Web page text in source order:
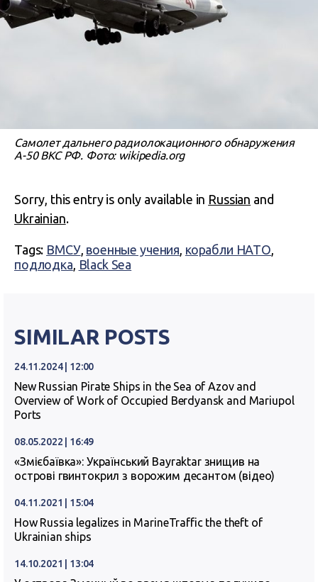
Самолет дальнего радиолокационного обнаружения
А-50 ВКС РФ. Фото: wikipedia.org
Sorry, this entry is only available in Russian and
Ukrainian.
Tags: ВМСУ, военные учения, корабли НАТО,
подлодка, Black Sea
SIMILAR POSTS
24.11.2024 | 12:00
New Russian Pirate Ships in the Sea of Azov and
Overview of Work of Occupied Berdyansk and Mariupol
Ports
08.05.2022 | 16:49
«Змієбаївка»: Український Bayraktar знищив на
острові гвинтокрил з ворожим десантом (відео)
04.11.2021 | 15:04
How Russia legalizes in MarineTraffic the theft of
Ukrainian ships
14.10.2021 | 13:04